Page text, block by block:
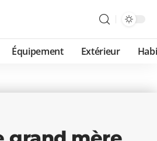
Équipement Extérieur